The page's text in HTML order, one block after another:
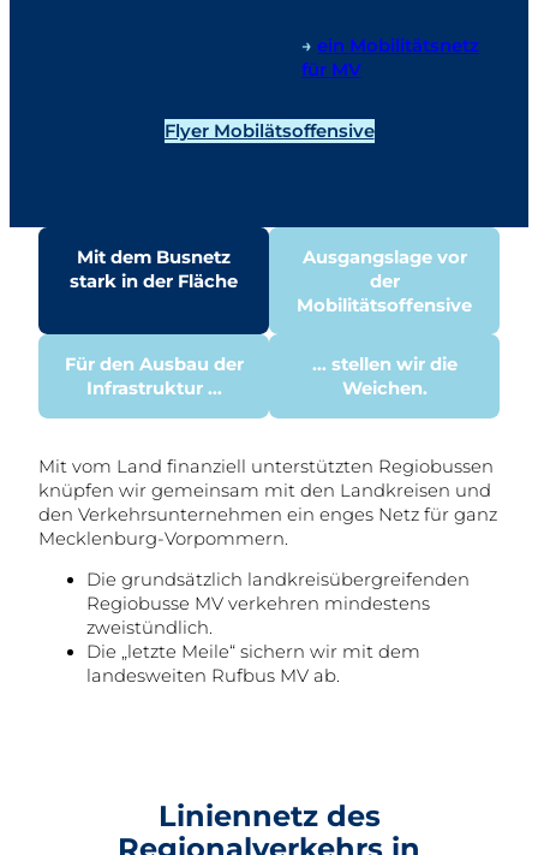
→ ein Mobilitätsnetz
für MV
Flyer Mobilätsoffensive
Mit dem Busnetz
stark in der Fläche
Ausgangslage vor
der
Mobilitätsoffensive
Für den Ausbau der
Infrastruktur …
… stellen wir die
Weichen.
Mit vom Land finanziell unterstützten Regiobussen
knüpfen wir gemeinsam mit den Landkreisen und
den Verkehrsunternehmen ein enges Netz für ganz
Mecklenburg-Vorpommern.
Die grundsätzlich landkreisübergreifenden
Regiobusse MV verkehren mindestens
zweistündlich.
Die „letzte Meile“ sichern wir mit dem
landesweiten Rufbus MV ab.
Liniennetz des